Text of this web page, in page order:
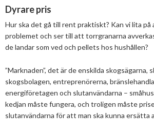
Dyrare pris
Hur ska det gå till rent praktiskt? Kan vi lita på
problemet och ser till att torrgranarna
de landar som ved och pellets hos hushållen?
”Marknaden”, det är de enskilda skogsägarna,
skogsbolagen, entreprenörerna,
energiföretagen och slutanvändarna –
kedjan måste fungera, och troligen måste
slutanvändarna för att man ska kunna ersätta